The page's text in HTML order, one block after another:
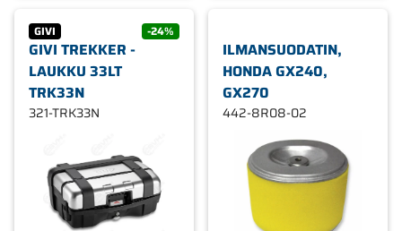
GIVI -24%
GIVI TREKKER -
LAUKKU 33LT
TRK33N
321-TRK33N
ILMANSUODATIN,
HONDA GX240,
GX270
442-8R08-02